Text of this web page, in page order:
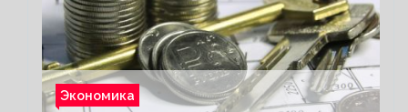
Экономика